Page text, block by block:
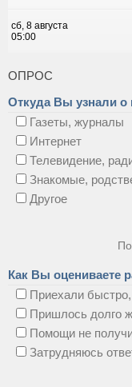
ОПРОС
Откуда Вы узнали о
Газеты, журналы
Интернет
Телевидение,
Знакомые,
Другое
Как Вы оцениваете
Приехали
Пришлось долго
Помощи не
Затрудняюсь